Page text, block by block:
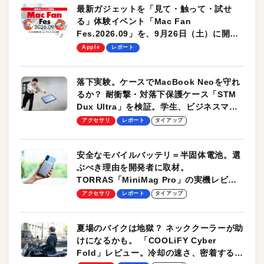
最新ガジェットを「見て・触って・試せ
る」体験イベント「Mac Fan
Fes.2026.09」を、9月26日（土）に開催
します！
Apple レポート
落下実験。ケースでMacBook Neoを守れ
るか？ 耐衝撃・対落下保護ケース「STM
Dux Ultra」を検証。学生、ビジネスマン
のモバイルユースに最適！
アクセサリ レポート タイアップ
安全なモバイルバッテリ＝半固体電池。選
ぶべき理由を開発者に取材。
TORRAS「MiniMag Pro」の実機レビュ
ーも
アクセサリ レポート タイアップ
夏場のバイクは地獄？ ネッククーラーが助
けになるかも。 「COOLiFY Cyber
Fold」レビュー。冷却の速さ、密着する冷